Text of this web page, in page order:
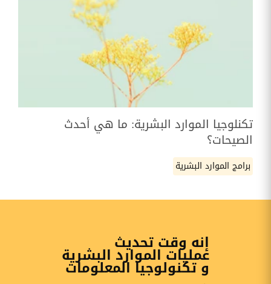
تكنلوجيا الموارد البشرية: ما هي أحدث
الصيحات؟
برامج الموارد البشرية
إنه وقت تحديث
عمليات الموارد البشرية
و تكنولوجيا المعلومات